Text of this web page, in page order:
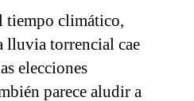
tiempo climático,
lluvia torrencial cae
elecciones
parece aludir a